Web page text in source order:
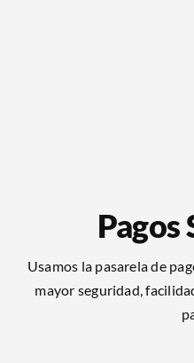
Pagos
Usamos la pasarela de
mayor seguridad,